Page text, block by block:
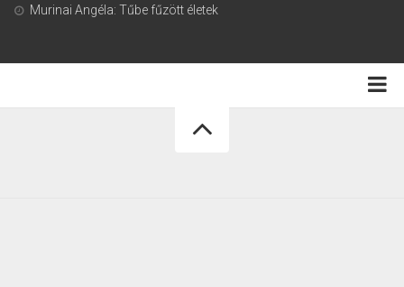
Murinai Angéla: Tűbe fűzött életek